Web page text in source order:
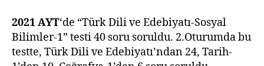
2021 AYT‘de “Türk Dili ve Edebiyatı-Sosyal
Bilimler-1” testi 40 soru soruldu. 2.Oturumda bu
testte, Türk Dili ve Edebiyatı’ndan 24, Tarih-